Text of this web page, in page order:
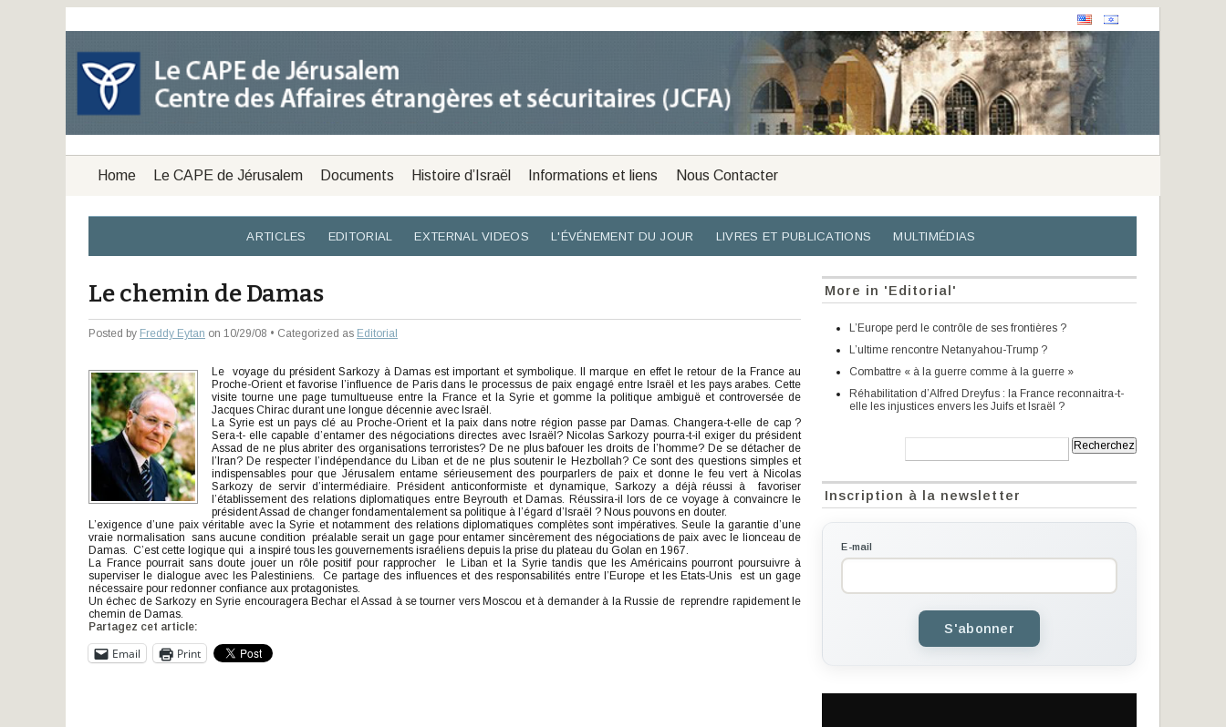
Home Le CAPE de Jérusalem Documents Histoire d’Israël Informations et liens Nous Contacter
ARTICLES EDITORIAL EXTERNAL VIDEOS L'ÉVÉNEMENT DU JOUR LIVRES ET PUBLICATIONS MULTIMÉDIAS
Le chemin de Damas
Posted by Freddy Eytan on 10/29/08 • Categorized as Editorial
Le voyage du président Sarkozy à Damas est important et symbolique. Il marque en effet le retour de la France au
Proche-Orient et favorise l’influence de Paris dans le processus de paix engagé entre Israël et les pays arabes. Cette
visite tourne une page tumultueuse entre la France et la Syrie et gomme la politique ambiguë et controversée de
Jacques Chirac durant une longue décennie avec Israël.
La Syrie est un pays clé au Proche-Orient et la paix dans notre région passe par Damas. Changera-t-elle de cap ?
Sera-t- elle capable d’entamer des négociations directes avec Israël? Nicolas Sarkozy pourra-t-il exiger du président
Assad de ne plus abriter des organisations terroristes? De ne plus bafouer les droits de l’homme? De se détacher de
l’Iran? De respecter l’indépendance du Liban et de ne plus soutenir le Hezbollah? Ce sont des questions simples et
indispensables pour que Jérusalem entame sérieusement des pourparlers de paix et donne le feu vert à Nicolas
Sarkozy de servir d’intermédiaire. Président anticonformiste et dynamique, Sarkozy a déjà réussi à favoriser
l’établissement des relations diplomatiques entre Beyrouth et Damas. Réussira-il lors de ce voyage à convaincre le
président Assad de changer fondamentalement sa politique à l’égard d’Israël ? Nous pouvons en douter.
L’exigence d’une paix véritable avec la Syrie et notamment des relations diplomatiques complètes sont impératives. Seule la garantie d’une
vraie normalisation sans aucune condition préalable serait un gage pour entamer sincèrement des négociations de paix avec le lionceau de
Damas. C’est cette logique qui a inspiré tous les gouvernements israéliens depuis la prise du plateau du Golan en 1967.
La France pourrait sans doute jouer un rôle positif pour rapprocher le Liban et la Syrie tandis que les Américains pourront poursuivre à
superviser le dialogue avec les Palestiniens. Ce partage des influences et des responsabilités entre l’Europe et les Etats-Unis est un gage
nécessaire pour redonner confiance aux protagonistes.
Un échec de Sarkozy en Syrie encouragera Bechar el Assad à se tourner vers Moscou et à demander à la Russie de reprendre rapidement le
chemin de Damas.
Partagez cet article:
Email Print
More in 'Editorial'
L’Europe perd le contrôle de ses frontières ?
L’ultime rencontre Netanyahou-Trump ?
Combattre « à la guerre comme à la guerre »
Réhabilitation d’Alfred Dreyfus : la France reconnaitra-t-
elle les injustices envers les Juifs et Israël ?
Inscription à la newsletter
E-mail
S'abonner